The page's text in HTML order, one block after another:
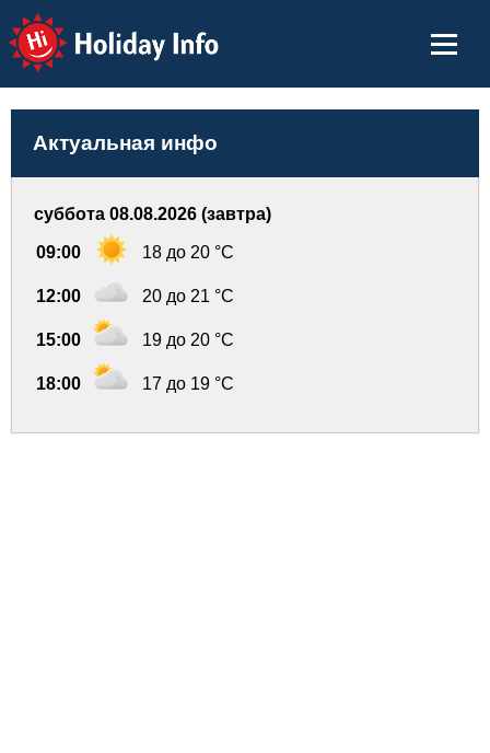
Holiday Info
Актуальная инфо
суббота 08.08.2026 (завтра)
09:00 18 до 20 °C
12:00 20 до 21 °C
15:00 19 до 20 °C
18:00 17 до 19 °C